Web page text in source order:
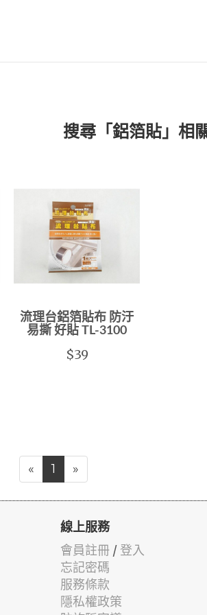
搜尋「鋁箔貼」相
流理台鋁箔貼布 防汙
易撕 好貼 TL-3100
$39
« 1 »
線上服務
會員註冊 / 登入
忘記密碼
服務條款
隱私權政策